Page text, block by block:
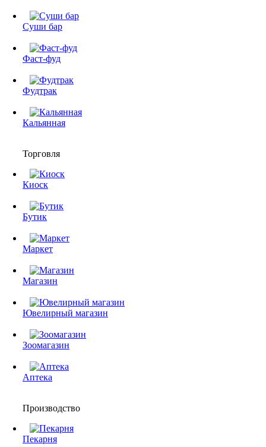
Суши бар
Фаст-фуд
Фудтрак
Кальянная
Торговля
Киоск
Бутик
Маркет
Магазин
Ювелирный магазин
Зоомагазин
Аптека
Производство
Пекарня